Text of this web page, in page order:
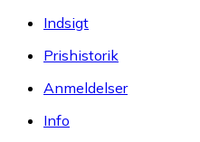
Indsigt
Prishistorik
Anmeldelser
Info